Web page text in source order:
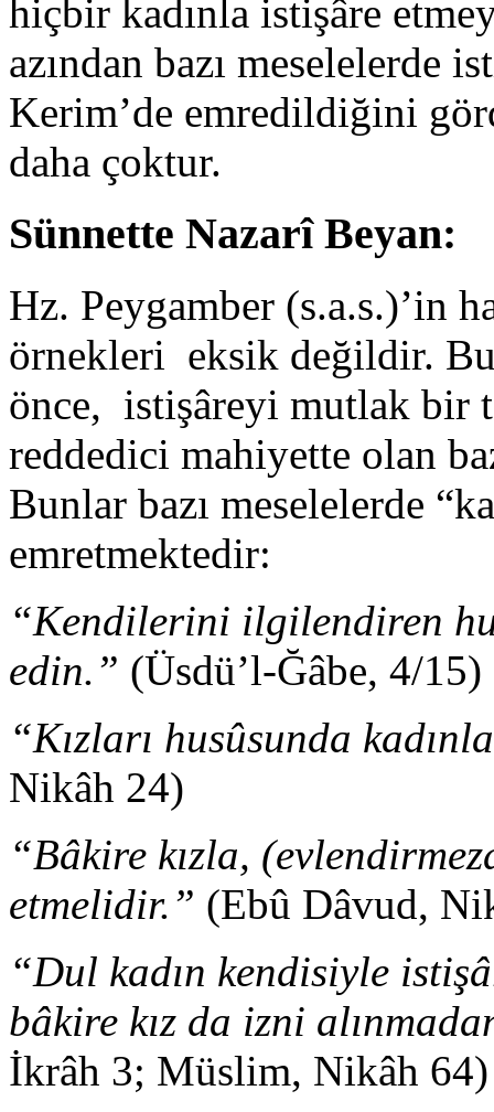
hiçbir kadınla istişâre
azından bazı meselelerde
Kerim’de emredildiğini
daha çoktur.
Sünnette Nazarî Beyan:
Hz. Peygamber (s.a.s.)’in
örnekleri eksik değildir.
önce, istişâreyi mutlak bir
reddedici mahiyette olan
Bunlar bazı meselelerde
emretmektedir:
“Kendilerini ilgilendiren
edin.” (Üsdü’l-Ğâbe, 4/15)
“Kızları husûsunda
Nikâh 24)
“Bâkire kızla,
etmelidir.” (Ebû Dâvud,
“Dul kadın kendisiyle
bâkire kız da izni
İkrâh 3; Müslim, Nikâh 64)